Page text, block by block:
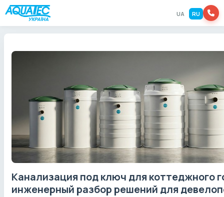
UA RU
Канализация под ключ для коттеджного
инженерный разбор решений для